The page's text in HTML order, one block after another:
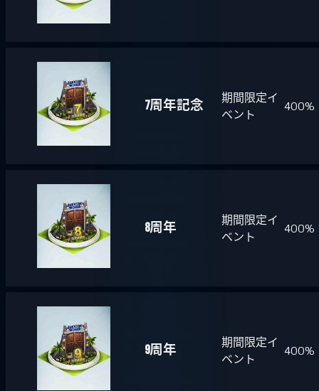
7周年記念
期間限定イ
ベント
400%
8周年
期間限定イ
ベント
400%
9周年
期間限定イ
ベント
400%